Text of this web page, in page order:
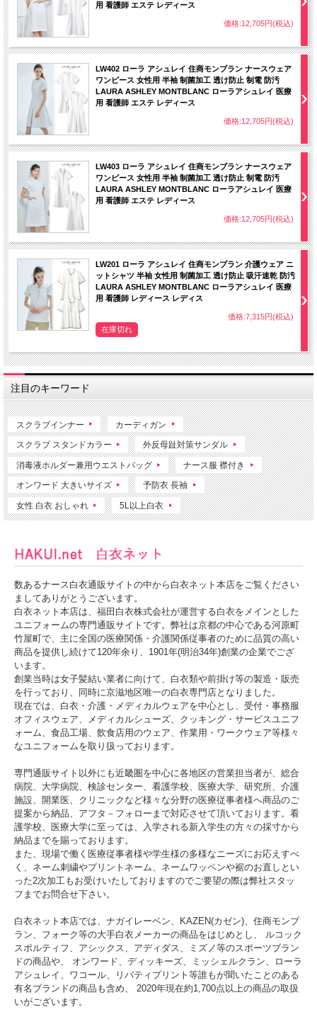
【花柄のプリント】襟元のアシンメトリーの配色がアクセント。
【LAURA ASHLEYオリジナルボタン】
【左袖にブランドロゴの刺しゅう入り】
ス。
背面のウエストベルトと襟元から腰へかけての花柄の配色が、アクセントになり明
るく彩ります。
しっとりなめらかな優しい肌触りのストレッチ織物素材を使用。
用 看護師 エステ レディース
価格:12,705円(税込)
LW402 ローラ アシュレイ 住商モンブラン ナースウェア
ワンピース 女性用 半袖 制菌加工 透け防止 制電 防汚
LAURA ASHLEY MONTBLANC ローラアシュレイ 医療
用 看護師 エステ レディース
価格:12,705円(税込)
LW403 ローラ アシュレイ 住商モンブラン ナースウェア
ワンピース 女性用 半袖 制菌加工 透け防止 制電 防汚
LAURA ASHLEY MONTBLANC ローラアシュレイ 医療
用 看護師 エステ レディース
価格:12,705円(税込)
LW201 ローラ アシュレイ 住商モンブラン 介護ウェア ニ
ットシャツ 半袖 女性用 制菌加工 透け防止 吸汗速乾 防汚
LAURA ASHLEY MONTBLANC ローラアシュレイ 医療
用 看護師 レディース レディス
価格:7,315円(税込)
在庫切れ
注目のキーワード
スクラブインナー カーディガン
スクラブ スタンドカラー 外反母趾対策サンダル
消毒液ホルダー兼用ウエストバッグ ナース服 襟付き
オンワード 大きいサイズ 予防衣 長袖
女性 白衣 おしゃれ 5L以上白衣
数あるナース白衣通販サイトの中から白衣ネット本店をご覧ください
ましてありがとうございます。
白衣ネット本店は、福田白衣株式会社が運営する白衣をメインとした
ユニフォームの専門通販サイトです。弊社は京都の中心である河原町
竹屋町で、主に全国の医療関係・介護関係従事者のために品質の高い
商品を提供し続けて120年余り、1901年(明治34年)創業の企業でござ
います。
創業当時は女子髪結い業者に向けて、白衣類や前掛け等の製造・販売
を行っており、同時に京滋地区唯一の白衣専門店となりました。
現在では、白衣・介護・メディカルウェアを中心とし、受付・事務服
オフィスウェア、メディカルシューズ、クッキング・サービスユニフ
ォーム、食品工場、飲食店用のウェア、作業用・ワークウェア等様々
なユニフォームを取り扱っております。
専門通販サイト以外にも近畿圏を中心に各地区の営業担当者が、総合
病院、大学病院、検診センター、看護学校、医療大学、研究所、介護
施設、開業医、クリニックなど様々な分野の医療従事者様へ商品のご
提案から納品、アフタ－フォローまで対応させて頂いております。看
護学校、医療大学に至っては、入学される新入学生の方々の採寸から
納品までを賜っております。
また、現場で働く医療従事者様や学生様の多様なニーズにお応えすべ
く、ネーム刺繍やプリントネーム、ネームワッペンや裾のお直しとい
った2次加工もお受けいたしておりますのでご要望の際は弊社スタッ
フまでお問合せ下さい。
白衣ネット本店では、ナガイレーベン、KAZEN(カゼン)、住商モンブ
ラン、フォーク等の大手白衣メーカーの商品をはじめとし、 ルコック
スポルティフ、アシックス、アディダス、ミズノ等のスポーツブラン
ドの商品や、 オンワード、ディッキーズ、ミッシェルクラン、ローラ
アシュレイ、ワコール、リバティプリント等誰もが聞いたことのある
有名ブランドの商品も含め、 2020年現在約1,700点以上の商品の取扱
いがございます。